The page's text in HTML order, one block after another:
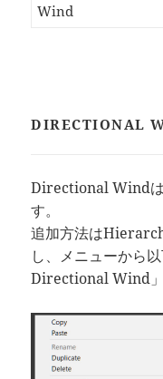
Wind
DIRECTIONAL
Directional Windは
す。
追加方法は
し、メニューから
Directional Wind」